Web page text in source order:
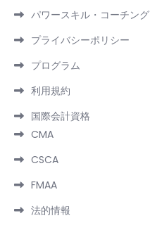
パワースキル・コーチング
プライバシーポリシー
プログラム
利用規約
国際会計資格
CMA
CSCA
FMAA
法的情報